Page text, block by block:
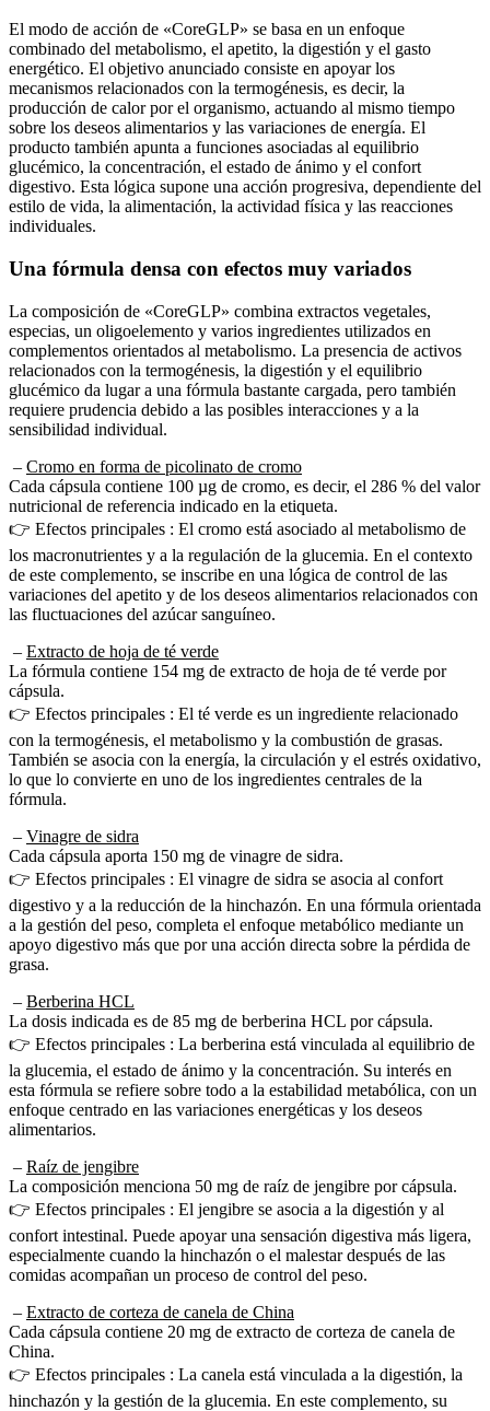
El modo de acción de «CoreGLP» se basa en un enfoque
combinado del metabolismo, el apetito, la digestión y el gasto
energético. El objetivo anunciado consiste en apoyar los
mecanismos relacionados con la termogénesis, es decir, la
producción de calor por el organismo, actuando al mismo tiempo
sobre los deseos alimentarios y las variaciones de energía. El
producto también apunta a funciones asociadas al equilibrio
glucémico, la concentración, el estado de ánimo y el confort
digestivo. Esta lógica supone una acción progresiva, dependiente del
estilo de vida, la alimentación, la actividad física y las reacciones
individuales.
Una fórmula densa con efectos muy variados
La composición de «CoreGLP» combina extractos vegetales,
especias, un oligoelemento y varios ingredientes utilizados en
complementos orientados al metabolismo. La presencia de activos
relacionados con la termogénesis, la digestión y el equilibrio
glucémico da lugar a una fórmula bastante cargada, pero también
requiere prudencia debido a las posibles interacciones y a la
sensibilidad individual.
– Cromo en forma de picolinato de cromo
Cada cápsula contiene 100 µg de cromo, es decir, el 286 % del valor
nutricional de referencia indicado en la etiqueta.
👉 Efectos principales : El cromo está asociado al metabolismo de
los macronutrientes y a la regulación de la glucemia. En el contexto
de este complemento, se inscribe en una lógica de control de las
variaciones del apetito y de los deseos alimentarios relacionados con
las fluctuaciones del azúcar sanguíneo.
– Extracto de hoja de té verde
La fórmula contiene 154 mg de extracto de hoja de té verde por
cápsula.
👉 Efectos principales : El té verde es un ingrediente relacionado
con la termogénesis, el metabolismo y la combustión de grasas.
También se asocia con la energía, la circulación y el estrés oxidativo,
lo que lo convierte en uno de los ingredientes centrales de la
fórmula.
– Vinagre de sidra
Cada cápsula aporta 150 mg de vinagre de sidra.
👉 Efectos principales : El vinagre de sidra se asocia al confort
digestivo y a la reducción de la hinchazón. En una fórmula orientada
a la gestión del peso, completa el enfoque metabólico mediante un
apoyo digestivo más que por una acción directa sobre la pérdida de
grasa.
– Berberina HCL
La dosis indicada es de 85 mg de berberina HCL por cápsula.
👉 Efectos principales : La berberina está vinculada al equilibrio de
la glucemia, el estado de ánimo y la concentración. Su interés en
esta fórmula se refiere sobre todo a la estabilidad metabólica, con un
enfoque centrado en las variaciones energéticas y los deseos
alimentarios.
– Raíz de jengibre
La composición menciona 50 mg de raíz de jengibre por cápsula.
👉 Efectos principales : El jengibre se asocia a la digestión y al
confort intestinal. Puede apoyar una sensación digestiva más ligera,
especialmente cuando la hinchazón o el malestar después de las
comidas acompañan un proceso de control del peso.
– Extracto de corteza de canela de China
Cada cápsula contiene 20 mg de extracto de corteza de canela de
China.
👉 Efectos principales : La canela está vinculada a la digestión, la
hinchazón y la gestión de la glucemia. En este complemento, su